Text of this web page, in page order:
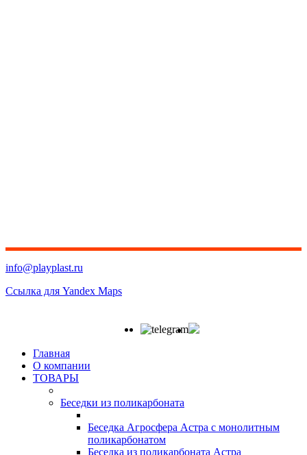
info@playplast.ru
Ссылка для Yandex Maps
Главная
О компании
ТОВАРЫ
Беседки из поликарбоната
Беседка Агросфера Астра с монолитным
поликарбонатом
Беседка из поликарбоната Астра